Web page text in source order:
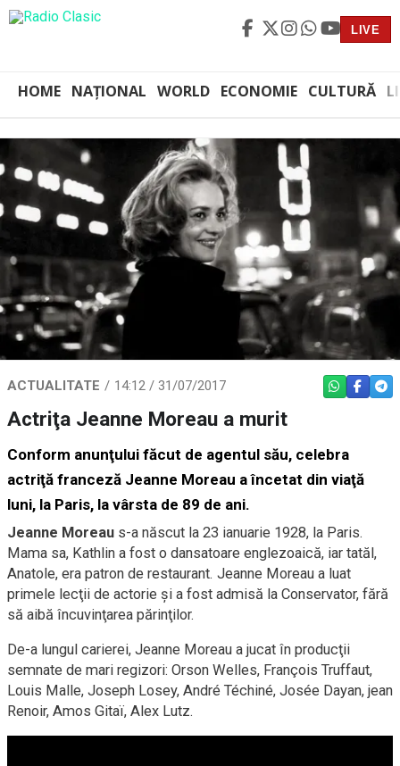
LIVE
HOME NAȚIONAL WORLD ECONOMIE CULTURĂ
ACTUALITATE 14:12 / 31/07/2017 WHATSAPP
Actriţa Jeanne Moreau a murit
Conform anunţului făcut de agentul său, celebra
actriţă franceză Jeanne Moreau a încetat din viaţă
luni, la Paris, la vârsta de 89 de ani.
Jeanne Moreau s-a născut la 23 ianuarie 1928, la Paris.
Mama sa, Kathlin a fost o dansatoare englezoaică, iar tatăl,
Anatole, era patron de restaurant. Jeanne Moreau a luat
primele lecţii de actorie şi a fost admisă la Conservator, fără
să aibă încuvinţarea părinţilor.
De-a lungul carierei, Jeanne Moreau a jucat în producţii
semnate de mari regizori: Orson Welles, François Truffaut,
Louis Malle, Joseph Losey, André Téchiné, Josée Dayan, jean
Renoir, Amos Gitaï, Alex Lutz.